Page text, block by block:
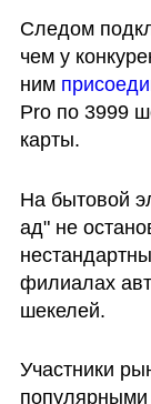
Следом
чем у
ним
Pro по 3999
карты.
На бытовой
ад" не
филиалах
шекелей.
Участники